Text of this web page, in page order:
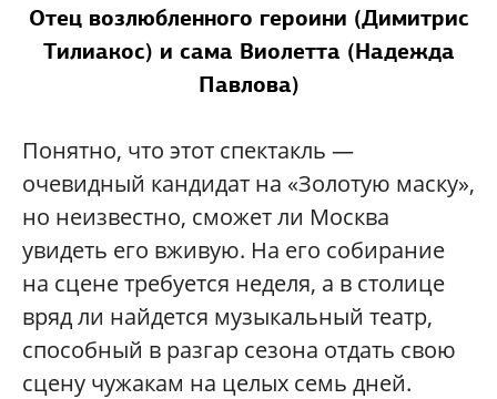
Отец возлюбленного героини (Димитрис
Тилиакос) и сама Виолетта (Надежда
Павлова)
Понятно, что этот спектакль —
очевидный кандидат на «Золотую маску»,
но неизвестно, сможет ли Москва
увидеть его вживую. На его собирание
на сцене требуется неделя, а в столице
вряд ли найдется музыкальный театр,
способный в разгар сезона отдать свою
сцену чужакам на целых семь дней.